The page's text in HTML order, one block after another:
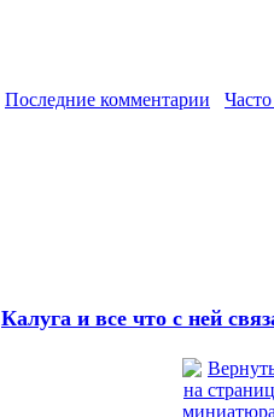
Последние комментарии
Калуга и все что с ней